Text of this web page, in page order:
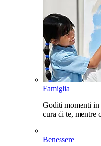
Famiglia
Goditi momenti
cura di te, mentre
Benessere